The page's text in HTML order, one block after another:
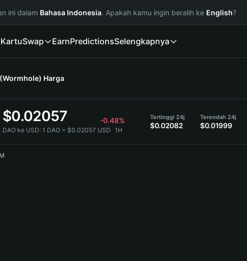
ini dalam Bahasa Indonesia. Apakah kamu ingin beralih ke English?
KartuSwap EarnPredictionsSelengkapnya
Harga
$0.02057 -0.48%
DAO ke USD: 1 DAO = $0.02057 USD 1H
Tertinggi 24j
$0.02082
Terendah 24j
$0.01999